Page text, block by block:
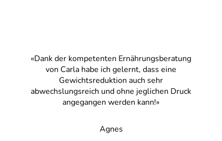
«Dank der kompetenten Ernährungsberatung
von Carla habe ich gelernt, dass eine
Gewichtsreduktion auch sehr
abwechslungsreich und ohne jeglichen Druck
angegangen werden kann!»
Agnes